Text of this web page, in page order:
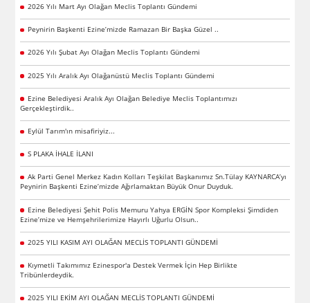
2026 Yılı Mart Ayı Olağan Meclis Toplantı Gündemi
Peynirin Başkenti Ezine’mizde Ramazan Bir Başka Güzel ..
2026 Yılı Şubat Ayı Olağan Meclis Toplantı Gündemi
2025 Yılı Aralık Ayı Olağanüstü Meclis Toplantı Gündemi
Ezine Belediyesi Aralık Ayı Olağan Belediye Meclis Toplantımızı
Gerçekleştirdik..
Eylül Tarım'ın misafiriyiz...
S PLAKA İHALE İLANI
Ak Parti Genel Merkez Kadın Kolları Teşkilat Başkanımız Sn.Tülay KAYNARCA’yı
Peynirin Başkenti Ezine’mizde Ağırlamaktan Büyük Onur Duyduk.
Ezine Belediyesi Şehit Polis Memuru Yahya ERGİN Spor Kompleksi Şimdiden
Ezine’mize ve Hemşehrilerimize Hayırlı Uğurlu Olsun..
2025 YILI KASIM AYI OLAĞAN MECLİS TOPLANTI GÜNDEMİ
Kıymetli Takımımız Ezinespor'a Destek Vermek İçin Hep Birlikte
Tribünlerdeydik.
2025 YILI EKİM AYI OLAĞAN MECLİS TOPLANTI GÜNDEMİ